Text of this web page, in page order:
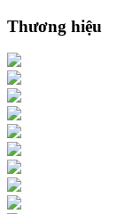
Thương hiệu